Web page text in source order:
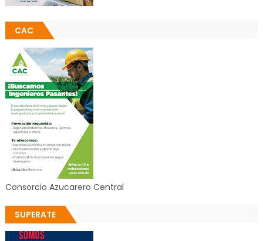
CAC
Consorcio Azucarero Central
SUPERATE